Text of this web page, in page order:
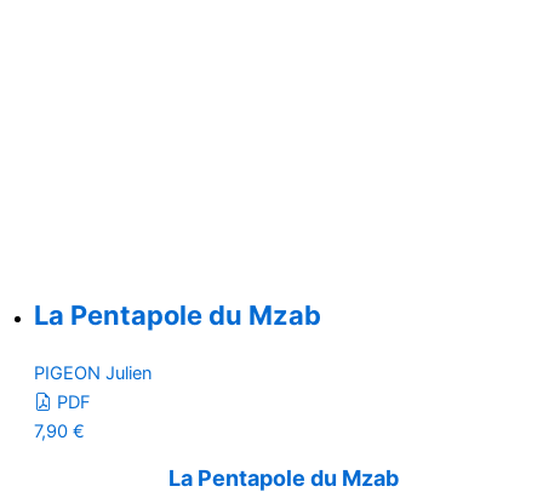
La Pentapole du Mzab
PIGEON Julien
PDF
7,90 €
La Pentapole du Mzab